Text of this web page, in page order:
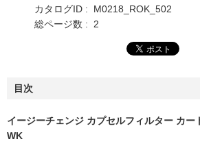
カタログID : M0218_ROK_502
総ページ数 : 2
目次
イージーチェンジ カプセルフィルター カー
WK